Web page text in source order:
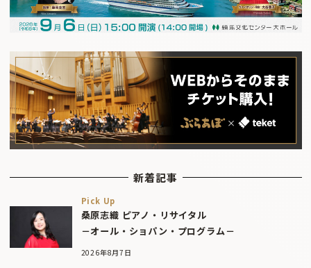
新着記事
Pick Up
桑原志織 ピアノ・リサイタル
－オール・ショパン・プログラム－
2026年8月7日